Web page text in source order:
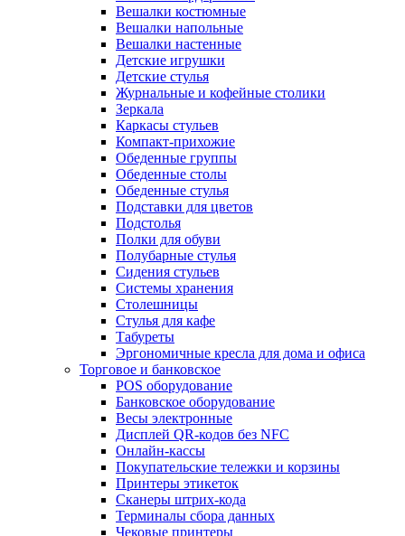
Вешалки костюмные
Вешалки напольные
Вешалки настенные
Детские игрушки
Детские стулья
Журнальные и кофейные столики
Зеркала
Каркасы стульев
Компакт-прихожие
Обеденные группы
Обеденные столы
Обеденные стулья
Подставки для цветов
Подстолья
Полки для обуви
Полубарные стулья
Сидения стульев
Системы хранения
Столешницы
Стулья для кафе
Табуреты
Эргономичные кресла для дома и офиса
Торговое и банковское
POS оборудование
Банковское оборудование
Весы электронные
Дисплей QR-кодов без NFC
Онлайн-кассы
Покупательские тележки и корзины
Принтеры этикеток
Сканеры штрих-кода
Терминалы сбора данных
Чековые принтеры